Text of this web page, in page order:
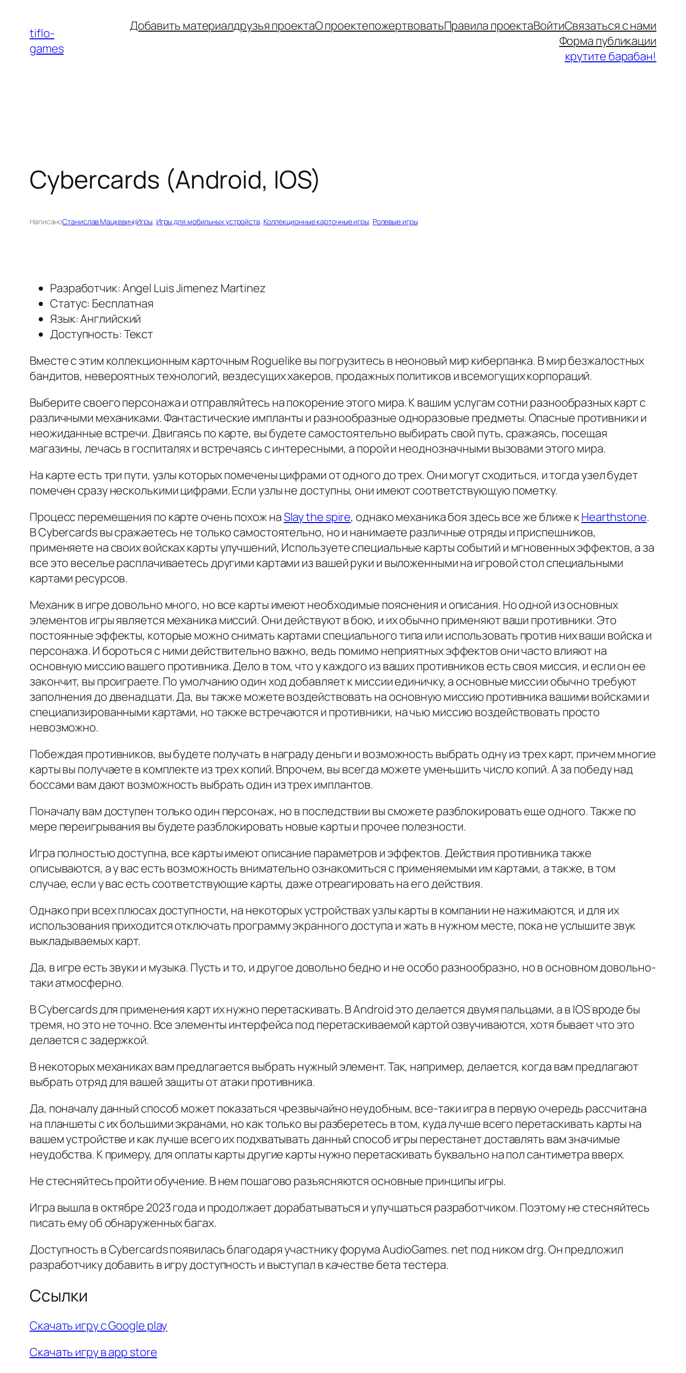
содержимому
tiflo-
games
Добавить материалдрузья проектаО проектепожертвоватьПравила проектаВойтиСвязаться с нами
Форма публикации
крутите барабан!
Cybercards (Android, IOS)
НаписаноСтанислав МацкевичвИгры, Игры для мобильных устройств, Коллекционные карточные игры, Ролевые игры
Разработчик: Angel Luis Jimenez Martinez
Статус: Бесплатная
Язык: Английский
Доступность: Текст
Вместе с этим коллекционным карточным Roguelike вы погрузитесь в неоновый мир киберпанка. В мир безжалостных
бандитов, невероятных технологий, вездесущих хакеров, продажных политиков и всемогущих корпораций.
Выберите своего персонажа и отправляйтесь на покорение этого мира. К вашим услугам сотни разнообразных карт с
различными механиками. Фантастические импланты и разнообразные одноразовые предметы. Опасные противники и
неожиданные встречи. Двигаясь по карте, вы будете самостоятельно выбирать свой путь, сражаясь, посещая
магазины, лечась в госпиталях и встречаясь с интересными, а порой и неоднозначными вызовами этого мира.
На карте есть три пути, узлы которых помечены цифрами от одного до трех. Они могут сходиться, и тогда узел будет
помечен сразу несколькими цифрами. Если узлы не доступны, они имеют соответствующую пометку.
Процесс перемещения по карте очень похож наSlay the spire, однако механика боя здесь все же ближе кHearthstone.
В Cybercards вы сражаетесь не только самостоятельно, но и нанимаете различные отряды и приспешников,
применяете на своих войсках карты улучшений, Используете специальные карты событий и мгновенных эффектов, а за
все это веселье расплачиваетесь другими картами из вашей руки и выложенными на игровой стол специальными
картами ресурсов.
Механик в игре довольно много, но все карты имеют необходимые пояснения и описания. Но одной из основных
элементов игры является механика миссий. Они действуют в бою, и их обычно применяют ваши противники. Это
постоянные эффекты, которые можно снимать картами специального типа или использовать против них ваши войска и
персонажа. И бороться с ними действительно важно, ведь помимо неприятных эффектов они часто влияют на
основную миссию вашего противника. Дело в том, что у каждого из ваших противников есть своя миссия, и если он ее
закончит, вы проиграете. По умолчанию один ход добавляет к миссии единичку, а основные миссии обычно требуют
заполнения до двенадцати. Да, вы также можете воздействовать на основную миссию противника вашими войсками и
специализированными картами, но также встречаются и противники, на чью миссию воздействовать просто
невозможно.
Побеждая противников, вы будете получать в награду деньги и возможность выбрать одну из трех карт, причем многие
карты вы получаете в комплекте из трех копий. Впрочем, вы всегда можете уменьшить число копий. А за победу над
боссами вам дают возможность выбрать один из трех имплантов.
Поначалу вам доступен только один персонаж, но в последствии вы сможете разблокировать еще одного. Также по
мере переигрывания вы будете разблокировать новые карты и прочее полезности.
Игра полностью доступна, все карты имеют описание параметров и эффектов. Действия противника также
описываются, а у вас есть возможность внимательно ознакомиться с применяемыми им картами, а также, в том
случае, если у вас есть соответствующие карты, даже отреагировать на его действия.
Однако при всех плюсах доступности, на некоторых устройствах узлы карты в компании не нажимаются, и для их
использования приходится отключать программу экранного доступа и жать в нужном месте, пока не услышите звук
выкладываемых карт.
Да, в игре есть звуки и музыка. Пусть и то, и другое довольно бедно и не особо разнообразно, но в основном довольно-
таки атмосферно.
В Cybercards для применения карт их нужно перетаскивать. В Android это делается двумя пальцами, а в IOS вроде бы
тремя, но это не точно. Все элементы интерфейса под перетаскиваемой картой озвучиваются, хотя бывает что это
делается с задержкой.
В некоторых механиках вам предлагается выбрать нужный элемент. Так, например, делается, когда вам предлагают
выбрать отряд для вашей защиты от атаки противника.
Да, поначалу данный способ может показаться чрезвычайно неудобным, все-таки игра в первую очередь рассчитана
на планшеты с их большими экранами, но как только вы разберетесь в том, куда лучше всего перетаскивать карты на
вашем устройстве и как лучше всего их подхватывать данный способ игры перестанет доставлять вам значимые
неудобства. К примеру, для оплаты карты другие карты нужно перетаскивать буквально на пол сантиметра вверх.
Не стесняйтесь пройти обучение. В нем пошагово разъясняются основные принципы игры.
Игра вышла в октябре 2023 года и продолжает дорабатываться и улучшаться разработчиком. Поэтому не стесняйтесь
писать ему об обнаруженных багах.
Доступность в Cybercards появилась благодаря участнику форума AudioGames. net под ником drg. Он предложил
разработчику добавить в игру доступность и выступал в качестве бета тестера.
Ссылки
Скачать игру с Google play
Скачать игру в app store